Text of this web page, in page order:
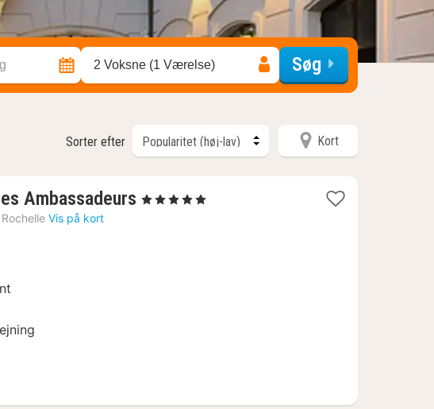
2 Voksne (1 Værelse) Søg
Sorter efter Kort
Ambassadeurs 1
, 5 Stjerner
Vis på kort